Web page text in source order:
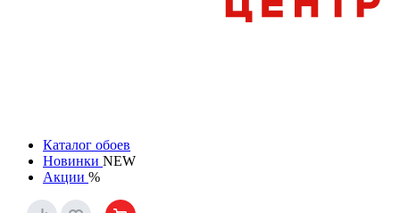
Каталог обоев
Новинки NEW
Акции %